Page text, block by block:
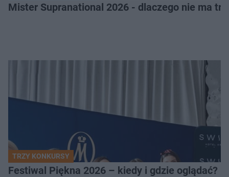
Mister Supranational 2026 - dlaczego nie ma
TRZY KONKURSY
Festiwal Piękna 2026 – kiedy i gdzie oglądać?